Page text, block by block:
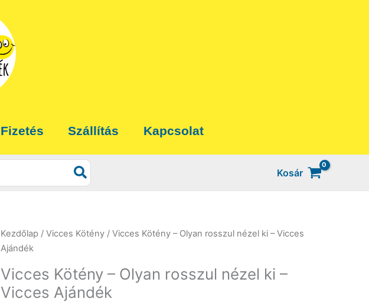
Fizetés Szállítás Kapcsolat
Kosár
Kezdőlap / Vicces Kötény / Vicces Kötény – Olyan rosszul nézel ki – Vicces
Ajándék
Vicces Kötény – Olyan rosszul nézel ki –
Vicces Ajándék